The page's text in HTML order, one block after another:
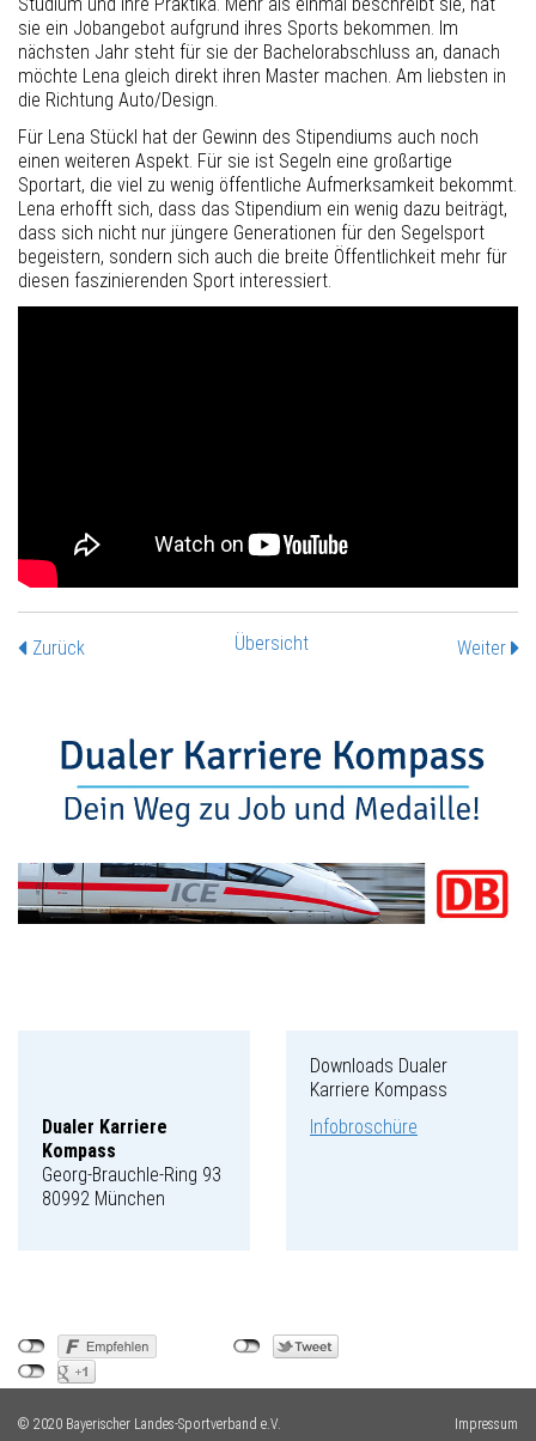
sie ein Jobangebot aufgrund ihres Sports bekommen. Im
nächsten Jahr steht für sie der Bachelorabschluss an, danach
möchte Lena gleich direkt ihren Master machen. Am liebsten in
die Richtung Auto/Design.
Für Lena Stückl hat der Gewinn des Stipendiums auch noch
einen weiteren Aspekt. Für sie ist Segeln eine großartige
Sportart, die viel zu wenig öffentliche Aufmerksamkeit bekommt.
Lena erhofft sich, dass das Stipendium ein wenig dazu beiträgt,
dass sich nicht nur jüngere Generationen für den Segelsport
begeistern, sondern sich auch die breite Öffentlichkeit mehr für
diesen faszinierenden Sport interessiert.
Zurück Übersicht Weiter
Dualer Karriere
Kompass
Georg-Brauchle-Ring 93
80992 München
Downloads Dualer
Karriere Kompass
Infobroschüre
Impressum
© 2020 Bayerischer Landes-Sportverband e.V.